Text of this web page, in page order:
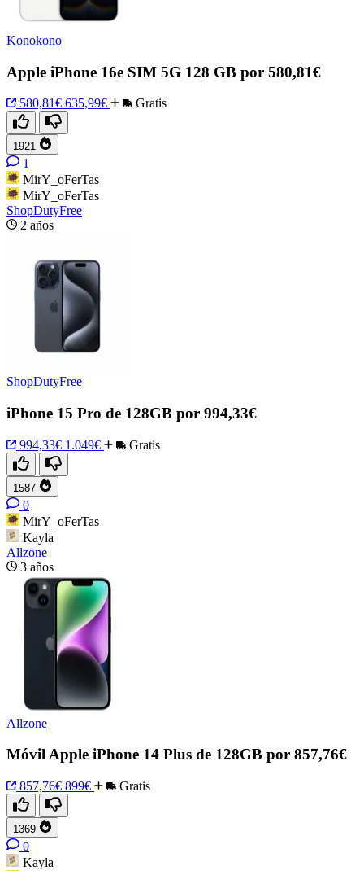
Konokono
Apple iPhone 16e SIM 5G 128 GB por 580,81€
580,81€ 635,99€ Gratis
1921
1
MirY_oFerTas
MirY_oFerTas
ShopDutyFree
2 años
ShopDutyFree
iPhone 15 Pro de 128GB por 994,33€
994,33€ 1.049€ Gratis
1587
0
MirY_oFerTas
Kayla
Allzone
3 años
Allzone
Móvil Apple iPhone 14 Plus de 128GB por 857,76€
857,76€ 899€ Gratis
1369
0
Kayla